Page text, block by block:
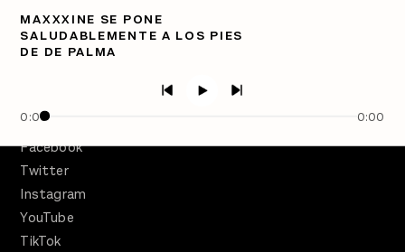
MAXXXINE SE PONE
SALUDABLEMENTE A LOS PIES
DE DE PALMA
0:00 0:00
PÓDCASTS
Semanario Gatopardo
Facebook
Twitter
Instagram
YouTube
TikTok